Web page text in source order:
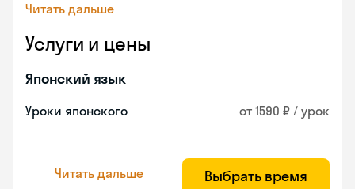
Читать дальше
Услуги и цены
Японский язык
Уроки японского от 1590 ₽ / урок
Читать дальше Выбрать время